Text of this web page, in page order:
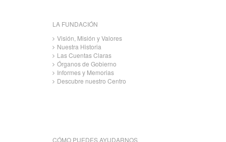
LA FUNDACIÓN
Visión, Misión y Valores
Nuestra Historia
Las Cuentas Claras
Órganos de Gobierno
Informes y Memorias
Descubre nuestro Centro
CÓMO PUEDES AYUDARNOS